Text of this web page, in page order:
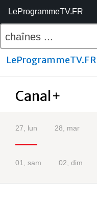
LeProgrammeTV.FR
chaînes ...
LeProgrammeTV.FR
Canal+
27, lun 28, mar
01, sam 02, dim